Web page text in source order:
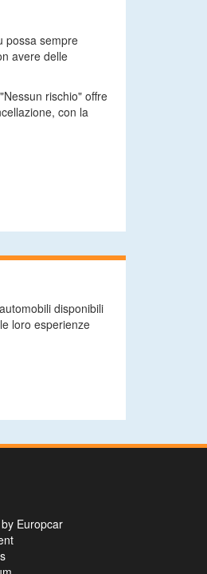
possa sempre
avere delle
rischio" offre
con la
disponibili
loro esperienze
Europcar